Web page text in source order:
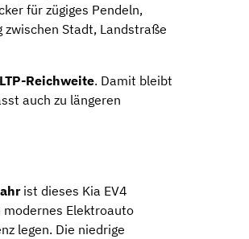
für zügiges Pendeln,
Stadt, Landstraße
Reichweite. Damit bleibt
auch zu längeren
ist dieses Kia EV4
Elektroauto
legen. Die niedrige